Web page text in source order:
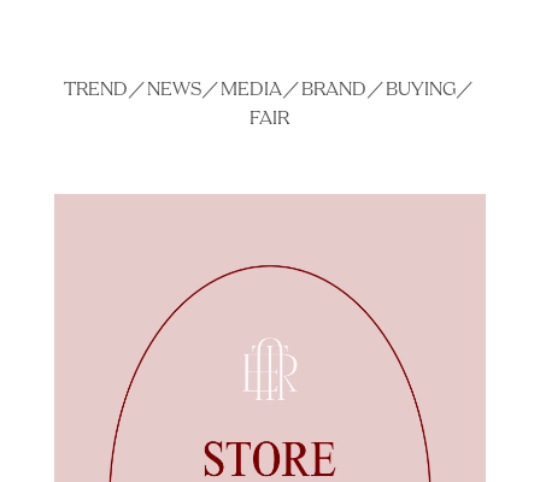
TREND ／ NEWS／ MEDIA／ BRAND ／ BUYING／
FAIR